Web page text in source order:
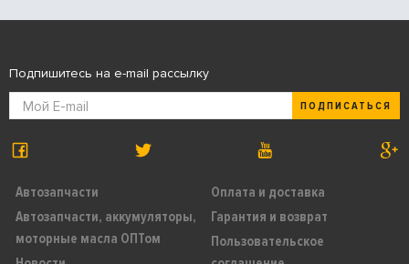
Автозапчасти
Автозапчасти, аккумуляторы,
моторные масла ОПТом
Оплата и доставка
Гарантия и возврат
Пользовательское
Подпишитесь на e-mail рассылку
ПОДПИСАТЬСЯ